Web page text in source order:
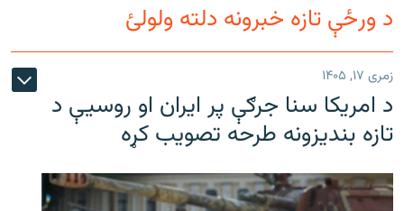
د ورځې تازه خبرونه دلته ولولئ
زمری ۱۷, ۱۴۰۵
د امریکا سنا جرګې پر ایران او روسیې د
تازه بندیزونه طرحه تصویب کړه